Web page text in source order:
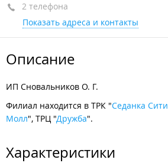
2 телефона
Показать адреса и контакты
Описание
ИП Сновальников О. Г.
Филиал находится в ТРК "Седанка Сити
Молл", ТРЦ "Дружба".
Характеристики